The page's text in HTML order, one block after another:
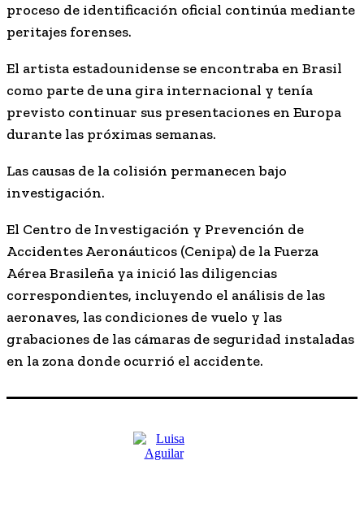
proceso de identificación oficial continúa mediante
peritajes forenses.
El artista estadounidense se encontraba en Brasil
como parte de una gira internacional y tenía
previsto continuar sus presentaciones en Europa
durante las próximas semanas.
Las causas de la colisión permanecen bajo
investigación.
El Centro de Investigación y Prevención de
Accidentes Aeronáuticos (Cenipa) de la Fuerza
Aérea Brasileña ya inició las diligencias
correspondientes, incluyendo el análisis de las
aeronaves, las condiciones de vuelo y las
grabaciones de las cámaras de seguridad instaladas
en la zona donde ocurrió el accidente.